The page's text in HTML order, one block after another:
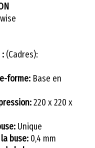
: (Cadres):
forme: Base en
220 x 220 x
Unique
buse: 0,4 mm